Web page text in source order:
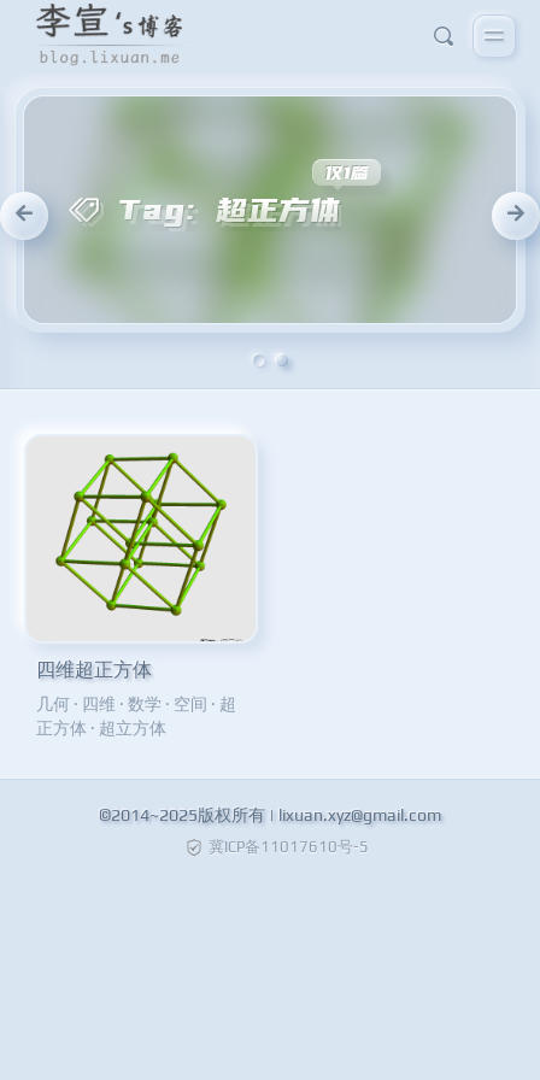
四维超正方体
几何 · 四维 · 数学 · 空间 · 超
正方体 · 超立方体
©2014~2025版权所有 | lixuan.xyz@gmail.com
冀ICP备11017610号-5